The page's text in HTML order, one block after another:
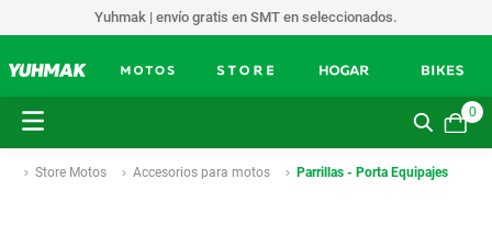
Yuhmak | envío gratis en SMT en seleccionados.
0
Store Motos Accesorios para motos Parrillas - Porta Equipajes